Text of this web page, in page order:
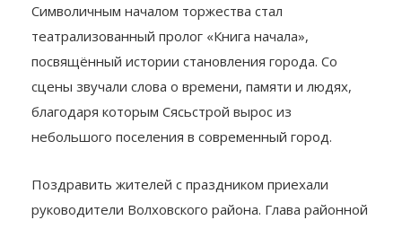
спорта.
Символичным началом торжества стал
театрализованный пролог «Книга начала»,
посвящённый истории становления города. Со
сцены звучали слова о времени, памяти и людях,
благодаря которым Сясьстрой вырос из
Поздравить жителей с праздником приехали